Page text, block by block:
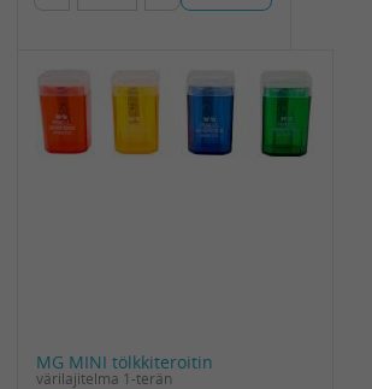
MG MINI tölkkiteroitin
värilajitelma 1-terän